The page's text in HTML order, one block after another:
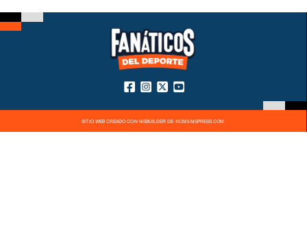
SITIO WEB CREADO CON MSBUILDER DE ®CMS-MSPRESS.COM